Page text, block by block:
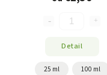
Detail
25 ml 100 ml